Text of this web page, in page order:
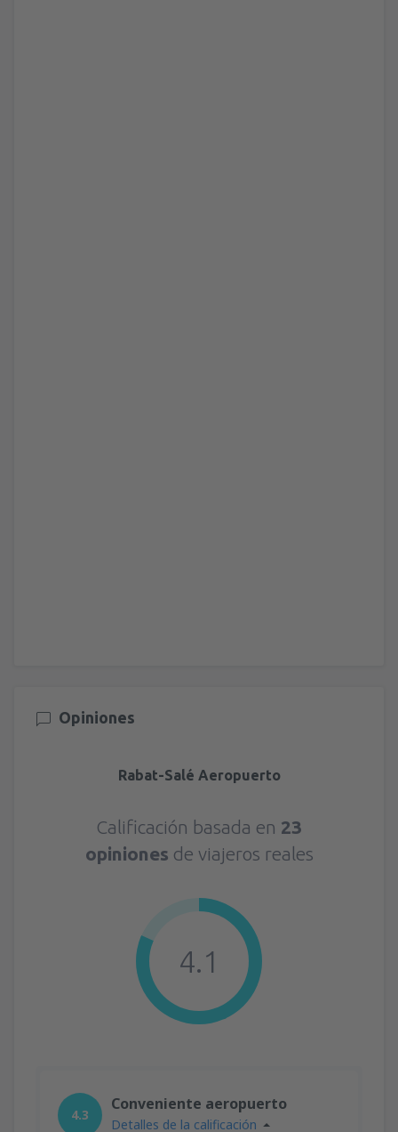
Opiniones
Rabat-Salé Aeropuerto
Calificación basada en 23
opiniones de viajeros reales
4.1
4.3
Conveniente aeropuerto
Detalles de la calificación